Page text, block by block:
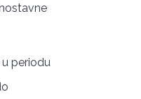
u periodu